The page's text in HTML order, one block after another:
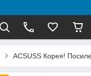
ACSUSS Корея!